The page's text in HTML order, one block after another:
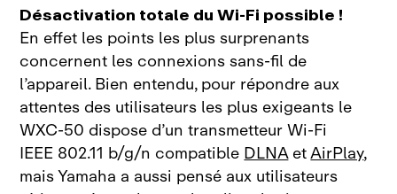
Désactivation totale du Wi-Fi possible !
En effet les points les plus surprenants
concernent les connexions sans‑fil de
l’appareil. Bien entendu, pour répondre aux
attentes des utilisateurs les plus exigeants le
WXC‑50 dispose d’un transmetteur Wi‑Fi
IEEE 802.11 b/g/n compatibleDLNAetAirPlay,
mais Yamaha a aussi pensé aux utilisateurs